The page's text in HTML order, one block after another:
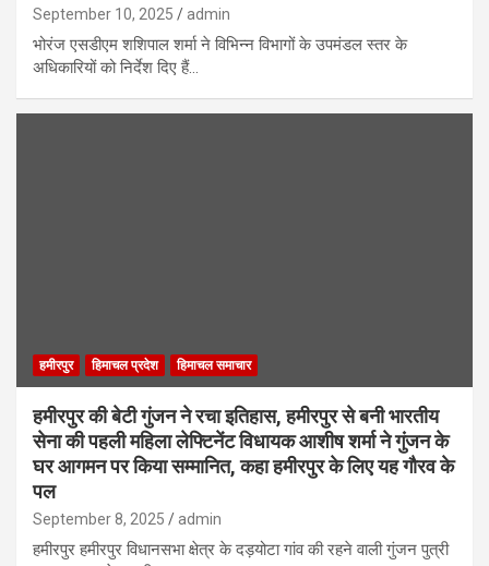
September 10, 2025 admin
भोरंज एसडीएम शशिपाल शर्मा ने विभिन्न विभागों के उपमंडल स्तर के
अधिकारियों को निर्देश दिए हैं…
हमीरपुर हिमाचल प्रदेश हिमाचल समाचार
हमीरपुर की बेटी गुंजन ने रचा इतिहास, हमीरपुर से बनी भारतीय
सेना की पहली महिला लेफ्टिनेंट विधायक आशीष शर्मा ने गुंजन के
घर आगमन पर किया सम्मानित, कहा हमीरपुर के लिए यह गौरव के
पल
September 8, 2025 admin
हमीरपुर हमीरपुर विधानसभा क्षेत्र के दड़योटा गांव की रहने वाली गुंजन पुत्री